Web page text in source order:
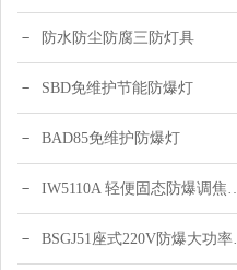
防水防尘防腐三防灯具
SBD免维护节能防爆灯
BAD85免维护防爆灯
IW5110A 轻便固态防爆调焦头灯
BSGJ51座式220V防爆大功率声光报警器 绿色 黄色